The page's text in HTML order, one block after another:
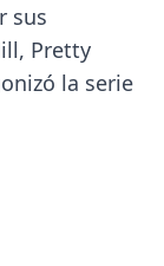
sus
Pretty
la serie